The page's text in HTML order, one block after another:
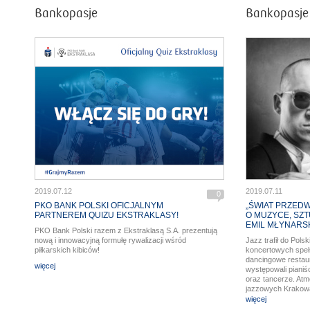
Bankopasje
0
2019.07.12
PKO BANK POLSKI OFICJALNYM
PARTNEREM QUIZU EKSTRAKLASY!
PKO Bank Polski razem z Ekstraklasą S.A. prezentują
nową i innowacyjną formułę rywalizacji wśród
piłkarskich kibiców!
więcej
Bankopasje
2019.07.11
„ŚWIAT
O MUZYCE,
EMIL
Jazz trafił do
koncertowych
dancingowe
występowali
oraz tancerze.
jazzowych
przywołuje
więcej